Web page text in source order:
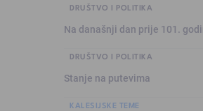
DRUŠTVO I POLITIKA
Na današnji dan prije 101.
DRUŠTVO I POLITIKA
Stanje na putevima
KALESIJSKE TEME